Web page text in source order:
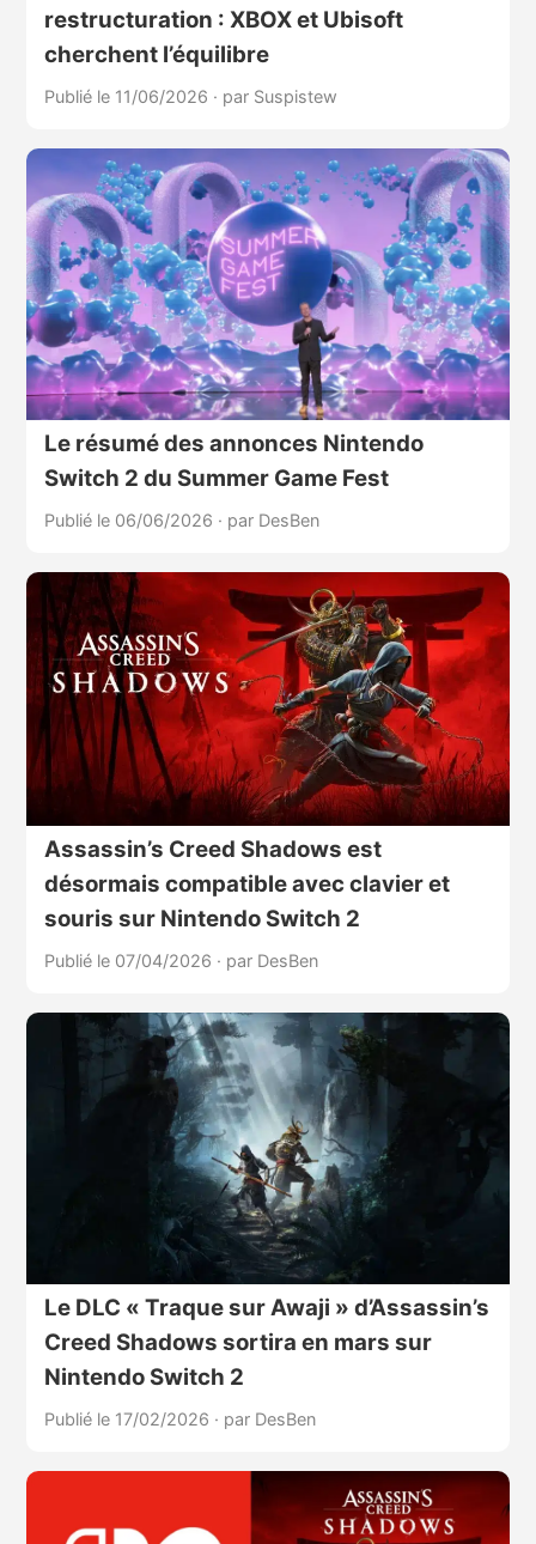
restructuration : XBOX et Ubisoft
cherchent l’équilibre
Publié le 11/06/2026 · par Suspistew
Le résumé des annonces Nintendo
Switch 2 du Summer Game Fest
Publié le 06/06/2026 · par DesBen
Assassin’s Creed Shadows est
désormais compatible avec clavier et
souris sur Nintendo Switch 2
Publié le 07/04/2026 · par DesBen
Le DLC « Traque sur Awaji » d’Assassin’s
Creed Shadows sortira en mars sur
Nintendo Switch 2
Publié le 17/02/2026 · par DesBen